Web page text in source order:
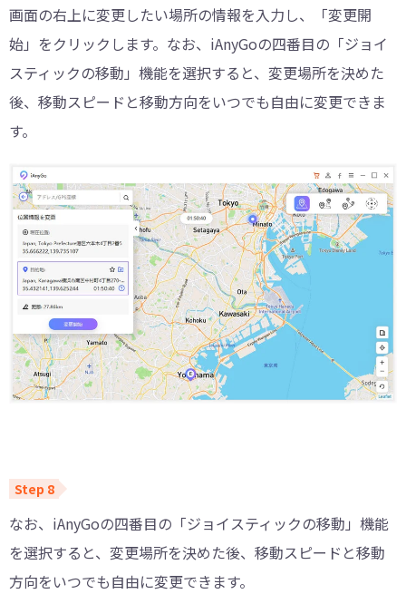
画面の右上に変更したい場所の情報を入力し、「変更開
始」をクリックします。なお、iAnyGoの四番目の「ジョイ
スティックの移動」機能を選択すると、変更場所を決めた
後、移動スピードと移動方向をいつでも自由に変更できま
す。
なお、iAnyGoの四番目の「ジョイスティックの移動」機能
を選択すると、変更場所を決めた後、移動スピードと移動
方向をいつでも自由に変更できます。